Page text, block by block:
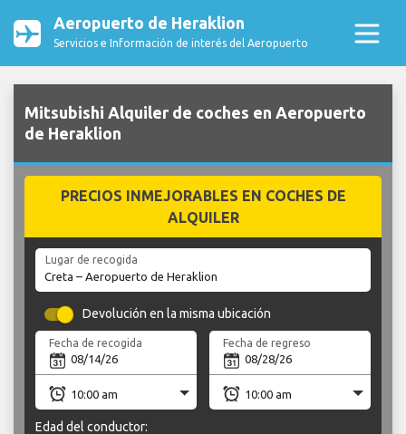
Aeropuerto de Heraklion
Servicios e Información de interés del Aeropuerto
Mitsubishi Alquiler de coches en Aeropuerto
de Heraklion
PRECIOS INMEJORABLES EN COCHES DE
ALQUILER
Lugar de recogida
Devolución en la misma ubicación
Fecha de recogida Fecha de regreso
Edad del conductor: